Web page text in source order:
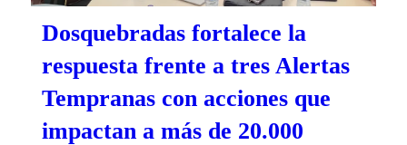
Dosquebradas fortalece la
respuesta frente a tres Alertas
Tempranas con acciones que
impactan a más de 20.000